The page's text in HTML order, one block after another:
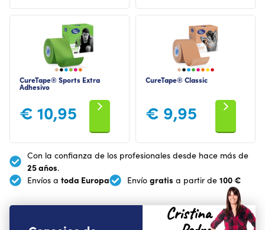
CureTape® Sports Extra
Adhesivo
€ 10,95
CureTape® Classic
€ 9,95
Con la confianza de los profesionales desde hace más de
25 años.
Envíos a toda Europa Envío gratis a partir de 100 €
Cristina